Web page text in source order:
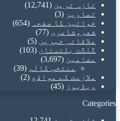
تازہ ترین (12,741)
تصاویر (3)
خواتین کا صفحہ
(654)
شعروشاعری (77)
علاقائی خبریں (5)
گلگت بلتستان (103)
مضامین (3,697)
منتخب کالم (39)
ملازمت کے مواقع (2)
ویڈیوز (45)
Categories